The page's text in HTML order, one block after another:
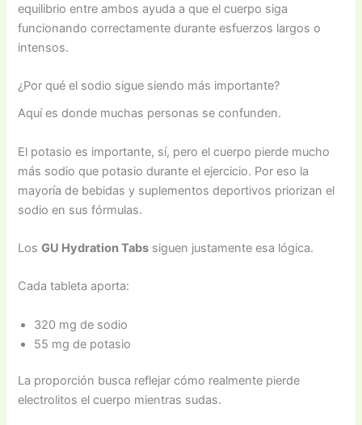
equilibrio entre ambos ayuda a que el cuerpo siga
funcionando correctamente durante esfuerzos largos o
intensos.
¿Por qué el sodio sigue siendo más importante?
Aquí es donde muchas personas se confunden.
El potasio es importante, sí, pero el cuerpo pierde mucho
más sodio que potasio durante el ejercicio. Por eso la
mayoría de bebidas y suplementos deportivos priorizan el
sodio en sus fórmulas.
LosGU Hydration Tabs siguen justamente esa lógica.
Cada tableta aporta:
320 mg de sodio
55 mg de potasio
La proporción busca reflejar cómo realmente pierde
electrolitos el cuerpo mientras sudas.